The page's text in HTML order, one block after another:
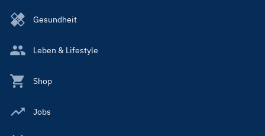
Gesundheit
Leben & Lifestyle
Shop
Jobs